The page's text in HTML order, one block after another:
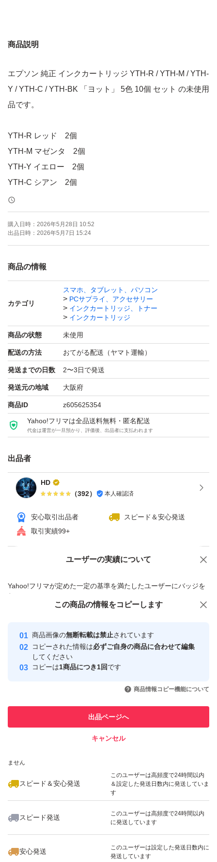
商品説明
エプソン 純正 インクカートリッジ YTH-R / YTH-M / YTH-
Y / YTH-C / YTH-BK 「ヨット」 5色 10個 セット の未使用
品です。
YTH-R レッド 2個
YTH-M マゼンタ 2個
YTH-Y イエロー 2個
YTH-C シアン 2個
YTH-BK ブラック 2個
全て外装のビニールは真空状態になっていますが、使用期
限は不明です。
購入日時： 2026年5月28日 10:52
出品日時： 2026年5月7日 15:24
商品の情報
カテゴリ
スマホ、タブレット、パソコン
PCサプライ、アクセサリー
インクカートリッジ、トナー
インクカートリッジ
商品の状態 未使用
配送の方法 おてがる配送（ヤマト運輸）
発送までの日数 2〜3日で発送
発送元の地域 大阪府
商品ID z605625354
Yahoo!フリマは全品送料無料・匿名配送
代金は運営が一旦預かり、評価後、出品者に支払われます
出品者
HD
（392） 本人確認済
安心取引出品者
スピード＆安心発送
取引実績99+
ユーザーの実績について
Yahoo!フリマが定めた一定の基準を満たしたユーザーにバッジを
付与しています
安心取引出品者
心・安全なユーザーです
取引実績
引を完了させた実績があります
での取引実績があります
ません
スピード＆安心発送
このユーザーは高頻度で24時間以内
＆設定した発送日数内に発送していま
す
スピード発送
このユーザーは高頻度で24時間以内
に発送しています
安心発送
このユーザーは設定した発送日数内に
発送しています
価格の相談 商品への質問
この商品の情報をコピーします
商品画像の無断転載は禁止されています
コピーされた情報は必ずご自身の商品に合わせて編集
してください
コピーは1商品につき1回です
商品情報コピー機能について
出品ページへ
キャンセル
この商品をみている人にオススメ
いいね！
5,600